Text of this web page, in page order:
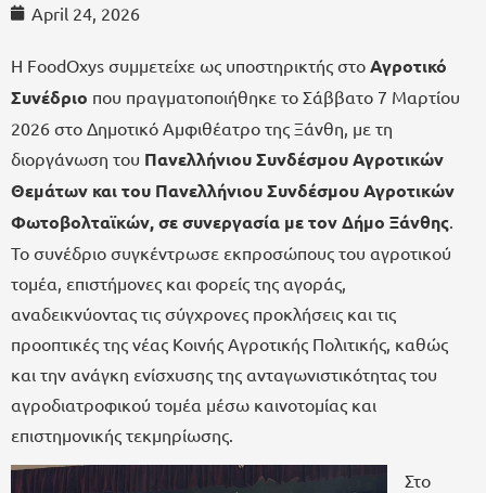
April 24, 2026
Η FoodOxys συμμετείχε ως υποστηρικτής στο Αγροτικό
Συνέδριο που πραγματοποιήθηκε το Σάββατο 7 Μαρτίου
2026 στο Δημοτικό Αμφιθέατρο της Ξάνθη, με τη
διοργάνωση του Πανελλήνιου Συνδέσμου Αγροτικών
Θεμάτων και του Πανελλήνιου Συνδέσμου Αγροτικών
Φωτοβολταϊκών, σε συνεργασία με τον Δήμο Ξάνθης
Το συνέδριο συγκέντρωσε εκπροσώπους του αγροτικού
τομέα, επιστήμονες και φορείς της αγοράς,
αναδεικνύοντας τις σύγχρονες προκλήσεις και τις
προοπτικές της νέας Κοινής Αγροτικής Πολιτικής, καθώς
και την ανάγκη ενίσχυσης της ανταγωνιστικότητας του
αγροδιατροφικού τομέα μέσω καινοτομίας και
επιστημονικής τεκμηρίωσης.
Στο